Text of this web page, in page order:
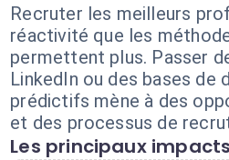
Recruter les meilleurs
réactivité que les
permettent plus. Passer
LinkedIn ou des bases de
prédictifs mène à des
et des processus de
Les principaux